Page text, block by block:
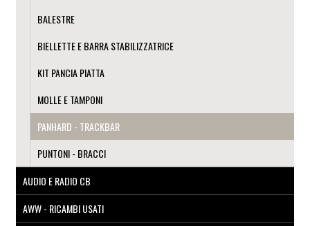
BALESTRE
BIELLETTE E BARRA STABILIZZATRICE
KIT PANCIA PIATTA
MOLLE E TAMPONI
PANHARD - TRACKBAR
PUNTONI - BRACCI
AUDIO E RADIO CB
AWW - RICAMBI USATI